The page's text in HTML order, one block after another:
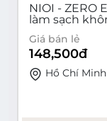
NIOI - ZERO Enzyme xử lý mùi khuếch tán,
làm sạch
Túi 10 Lít)
Giá bán lẻ
148,500đ
Hồ Chí Minh